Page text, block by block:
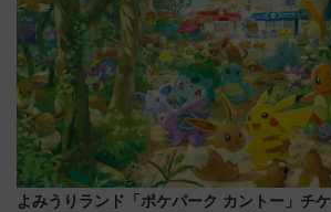
よみうりランド「ポケパーク カントー」チ